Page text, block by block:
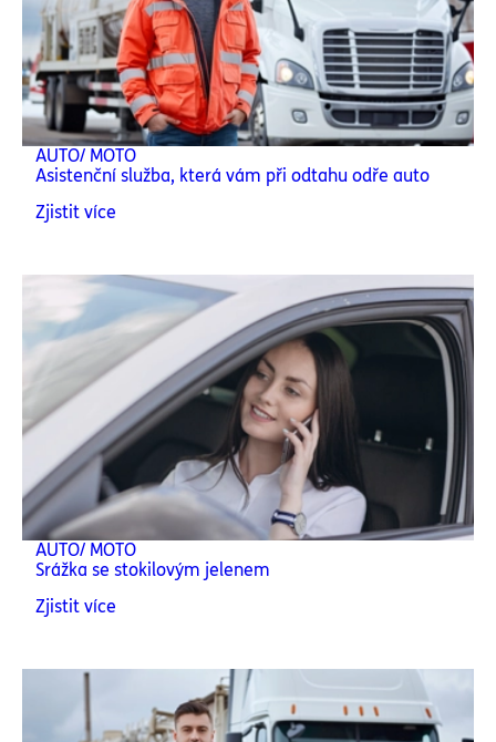
AUTO/ MOTO
Asistenční služba, která vám při odtahu odře auto
Zjistit více
AUTO/ MOTO
Srážka se stokilovým jelenem
Zjistit více